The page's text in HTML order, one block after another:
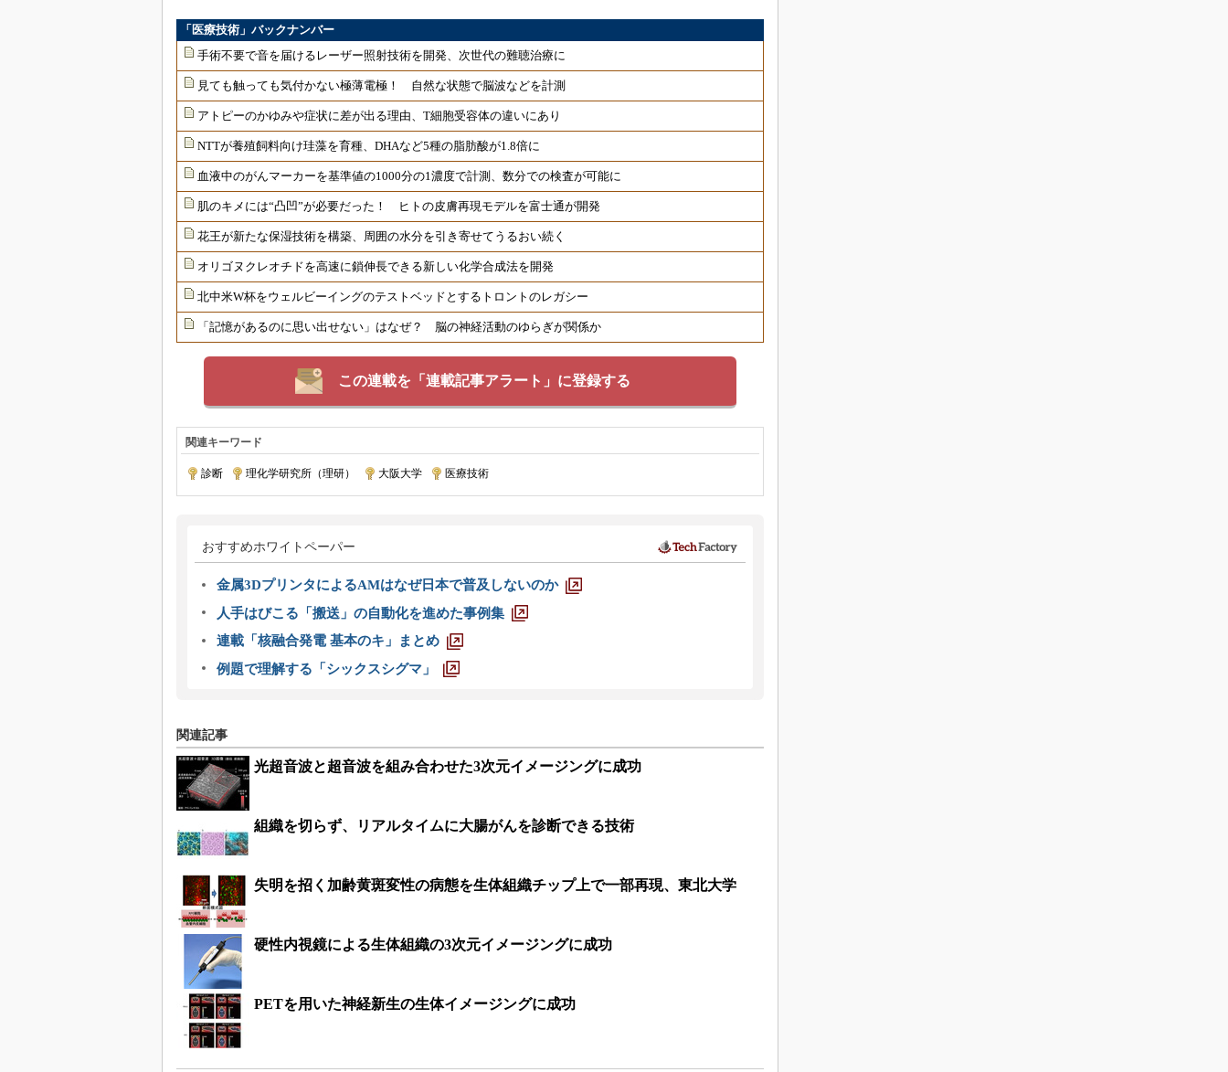
「医療技術」バックナンバー
手術不要で音を届けるレーザー照射技術を開発、次世代の難聴治療に
見ても触っても気付かない極薄電極！ 自然な状態で脳波などを計測
アトピーのかゆみや症状に差が出る理由、T細胞受容体の違いにあり
NTTが養殖飼料向け珪藻を育種、DHAなど5種の脂肪酸が1.8倍に
血液中のがんマーカーを基準値の1000分の1濃度で計測、数分での検査が可能に
肌のキメには“凸凹”が必要だった！ ヒトの皮膚再現モデルを富士通が開発
花王が新たな保湿技術を構築、周囲の水分を引き寄せてうるおい続く
オリゴヌクレオチドを高速に鎖伸長できる新しい化学合成法を開発
北中米W杯をウェルビーイングのテストベッドとするトロントのレガシー
「記憶があるのに思い出せない」はなぜ？ 脳の神経活動のゆらぎが関係か
この連載を「連載記事アラート」に登録する
関連キーワード
診断 理化学研究所（理研） 大阪大学 医療技術
おすすめホワイトペーパー
金属3DプリンタによるAMはなぜ日本で普及しないのか
人手はびこる「搬送」の自動化を進めた事例集
連載「核融合発電 基本のキ」まとめ
例題で理解する「シックスシグマ」
関連記事
光超音波と超音波を組み合わせた3次元イメージングに成功
組織を切らず、リアルタイムに大腸がんを診断できる技術
失明を招く加齢黄斑変性の病態を生体組織チップ上で一部再現、東北大学
硬性内視鏡による生体組織の3次元イメージングに成功
PETを用いた神経新生の生体イメージングに成功